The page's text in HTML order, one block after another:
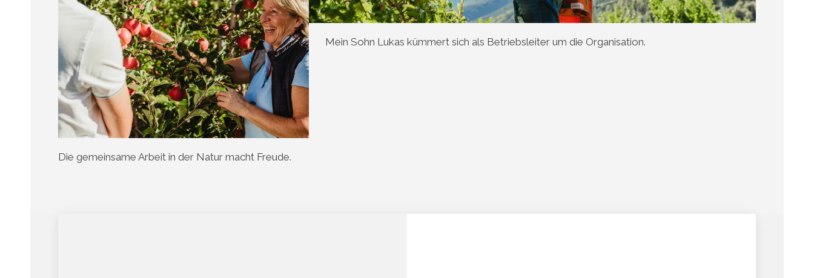
Mein Sohn Lukas kümmert sich als Betriebsleiter um die Organisation.
Die gemeinsame Arbeit in der Natur macht Freude.